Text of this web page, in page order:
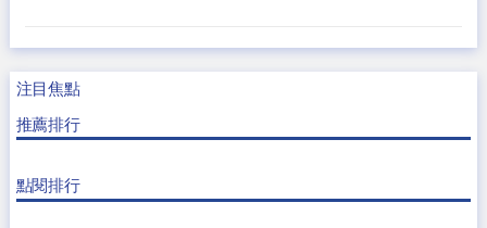
注目焦點
推薦排行
點閱排行